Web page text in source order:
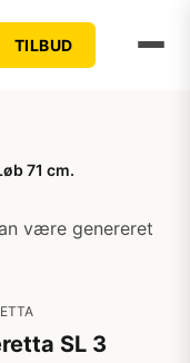
TILBUD
71 cm.
være genereret
SL 3